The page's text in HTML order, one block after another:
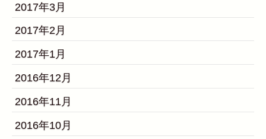
2017年3月
2017年2月
2017年1月
2016年12月
2016年11月
2016年10月